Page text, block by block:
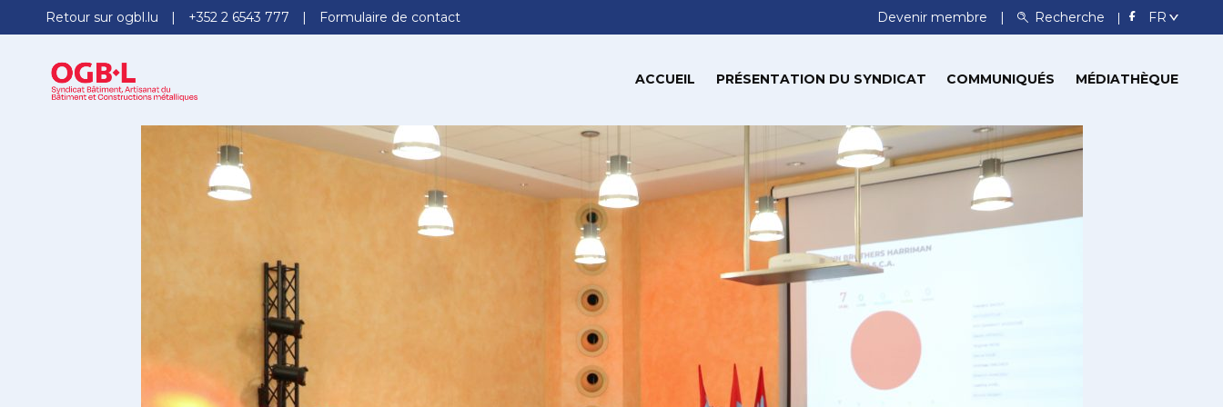
Retour sur ogbl.lu +352 2 6543 777 Formulaire de contact Devenir membre Recherche
ACCUEIL PRÉSENTATION DU SYNDICAT COMMUNIQUÉS MÉDIATHÈQUE